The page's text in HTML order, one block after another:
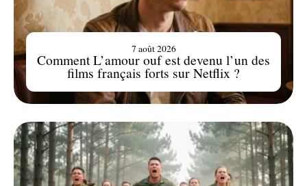
Comment L’amour ouf est devenu l’un des
films français forts sur Netflix ?
7 août 2026